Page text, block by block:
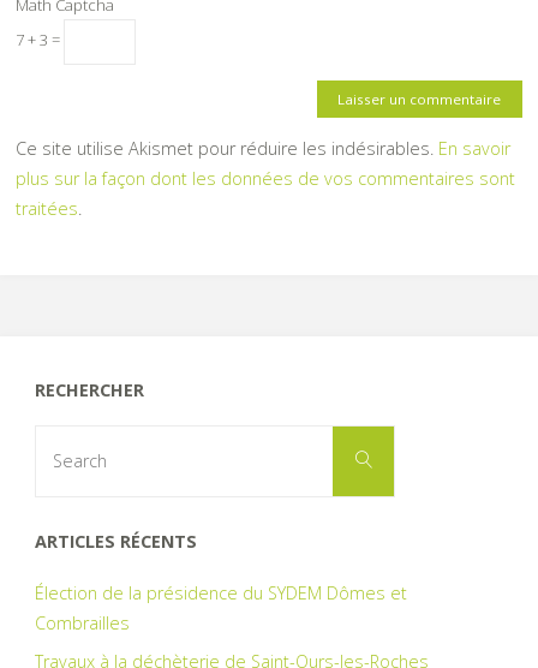
Math Captcha
7 + 3 =
Ce site utilise Akismet pour réduire les indésirables. En savoir
plus sur la façon dont les données de vos commentaires sont
traitées.
RECHERCHER
Search
ARTICLES RÉCENTS
Élection de la présidence du SYDEM Dômes et
Combrailles
Travaux à la déchèterie de Saint-Ours-les-Roches